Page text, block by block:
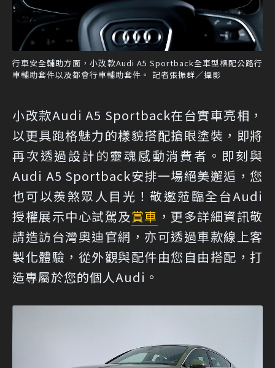
行車安全輔助方面，小改款Audi A5 Sportback全車型標配公路行
車輔助套件以及都會行車輔助套件。 記者張振群／攝影
小改款Audi A5 Sportback在台實車亮相，
以更具跑格魅力的樣貌搭配搶眼塗裝，即將
再次透過設計的靈魂感動消費者。即刻與
Audi A5 Sportback安排一場絕美邂逅，您
也可以羨煞眾人目光！敬邀蒞臨全台Audi
授權展示中心試駕及賞車 ，更多詳細資訊敬
請造訪台灣奧迪官網，亦可透過車款線上客
製化體驗，從外觀與配件由您自由搭配，打
造專屬於您的個人Audi。